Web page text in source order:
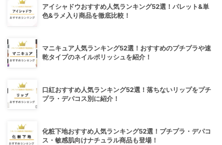
アイシャドウおすすめ人気ランキング52選！パレット&単
色&ラメ入り商品を徹底比較！
マニキュア人気ランキング52選！おすすめのプチプラや速
乾タイプのネイルポリッシュを紹介！
口紅おすすめ人気ランキング52選！落ちないリップをプチ
プラ・デパコス別に紹介！
化粧下地おすすめ人気ランキング52選！プチプラ・デパコ
ス・敏感肌向けナチュラル商品も登場！